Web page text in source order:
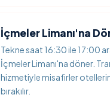
İçmeler Limanı'na
Tekne saat 16:30 ile 17:00
İçmeler Limanı'na döner.
hizmetiyle misafirler
bırakılır.